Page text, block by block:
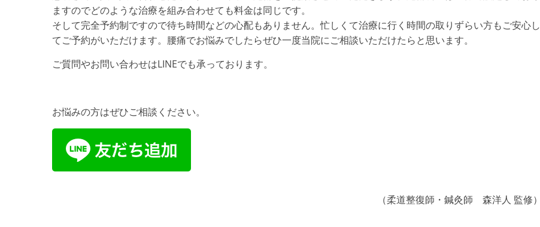
ますのでどのような治療を組み合わせても料金は同じです。
そして完全予約制ですので待ち時間などの心配もありません。忙しくて治療に行く時間の取りずらい方もご安心し
てご予約がいただけます。腰痛でお悩みでしたらぜひ一度当院にご相談いただけたらと思います。
ご質問やお問い合わせはLINEでも承っております。
お悩みの方はぜひご相談ください。
（柔道整復師・鍼灸師 森洋人 監修）